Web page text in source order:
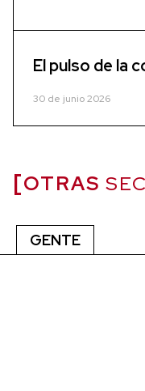
El pulso de la
30 de junio 2026
OTRAS
GENTE